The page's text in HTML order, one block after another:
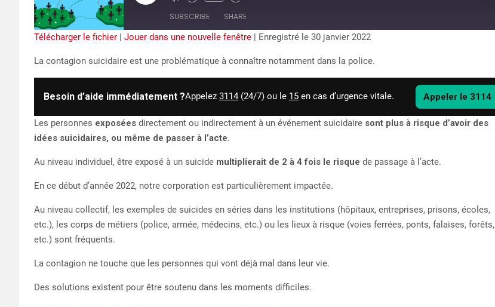
Episode
SUBSCRIBE SHARE
Télécharger le fichier | Jouer dans une nouvelle fenêtre | Enregistré le 30 janvier 2022
La contagion suicidaire est une problématique à connaître notamment dans la police.
Besoin d’aide immédiatement ?Appelez 3114 (24/7) ou le 15 en cas d’urgence vitale. Appeler le 3114
Les personnes exposées directement ou indirectement à un événement suicidaire sont plus à risque d’avoir des
idées suicidaires, ou même de passer à l’acte.
Au niveau individuel, être exposé à un suicide multiplierait de 2 à 4 fois le risque de passage à l’acte.
En ce début d’année 2022, notre corporation est particulièrement impactée.
Au niveau collectif, les exemples de suicides en séries dans les institutions (hôpitaux, entreprises, prisons, écoles,
etc.), les corps de métiers (police, armée, médecins, etc.) ou les lieux à risque (voies ferrées, ponts, falaises, forêts,
etc.) sont fréquents.
La contagion ne touche que les personnes qui vont déjà mal dans leur vie.
Des solutions existent pour être soutenu dans les moments difficiles.